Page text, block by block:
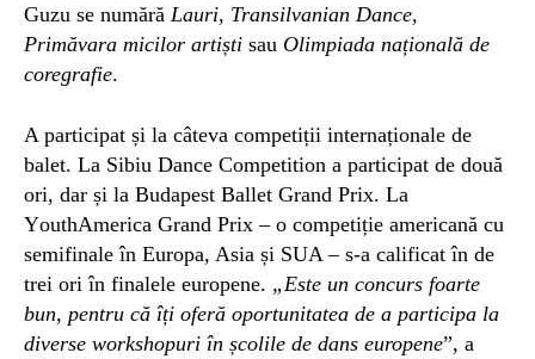
Guzu se numără Lauri, Transilvanian Dance,
Primăvara micilor artiști sau Olimpiada națională de
coregrafie.
A participat și la câteva competiții internaționale de
balet. La Sibiu Dance Competition a participat de două
ori, dar și la Budapest Ballet Grand Prix. La
YouthAmerica Grand Prix – o competiție americană cu
semifinale în Europa, Asia și SUA – s-a calificat în de
trei ori în finalele europene. „Este un concurs foarte
bun, pentru că îți oferă oportunitatea de a participa la
diverse workshopuri în școlile de dans europene”, a